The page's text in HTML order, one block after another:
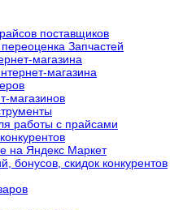
поставщиков
Запчастей
магазина
магазина
магазинов
работы с прайсами
на Яндекс Маркет
бонусов, скидок конкурентов